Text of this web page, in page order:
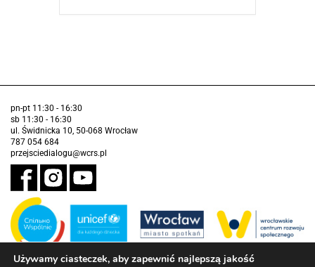
pn-pt 11:30 - 16:30
sb 11:30 - 16:30
ul. Świdnicka 10, 50-068 Wrocław
787 054 684
przejsciedialogu@wcrs.pl
Używamy ciasteczek, aby zapewnić najlepszą jakość